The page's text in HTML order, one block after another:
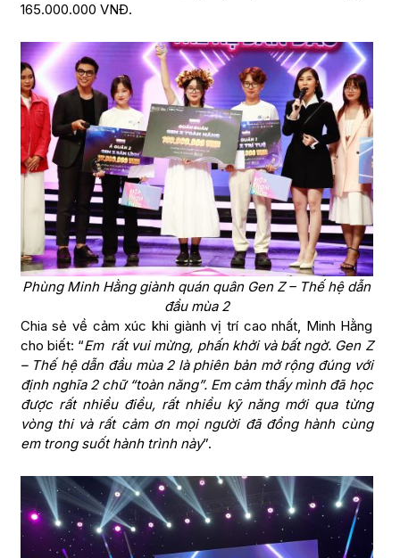
165.000.000 VNĐ.
Phùng Minh Hằng giành quán quân Gen Z – Thế hệ dẫn
đầu mùa 2
Chia sẻ về cảm xúc khi giành vị trí cao nhất, Minh Hằng
cho biết: “Em rất vui mừng, phấn khởi và bất ngờ. Gen Z
– Thế hệ dẫn đầu mùa 2 là phiên bản mở rộng đúng với
định nghĩa 2 chữ “toàn năng”. Em cảm thấy mình đã học
được rất nhiều điều, rất nhiều kỹ năng mới qua từng
vòng thi và rất cảm ơn mọi người đã đồng hành cùng
em trong suốt hành trình này”.